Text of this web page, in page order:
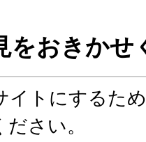
をおきかせ
イトにするた
さい。